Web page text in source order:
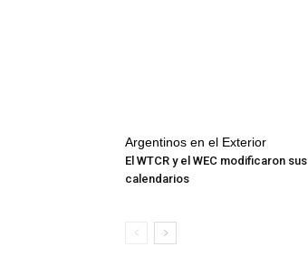
Argentinos en el Exterior
El WTCR y el WEC modificaron sus
calendarios